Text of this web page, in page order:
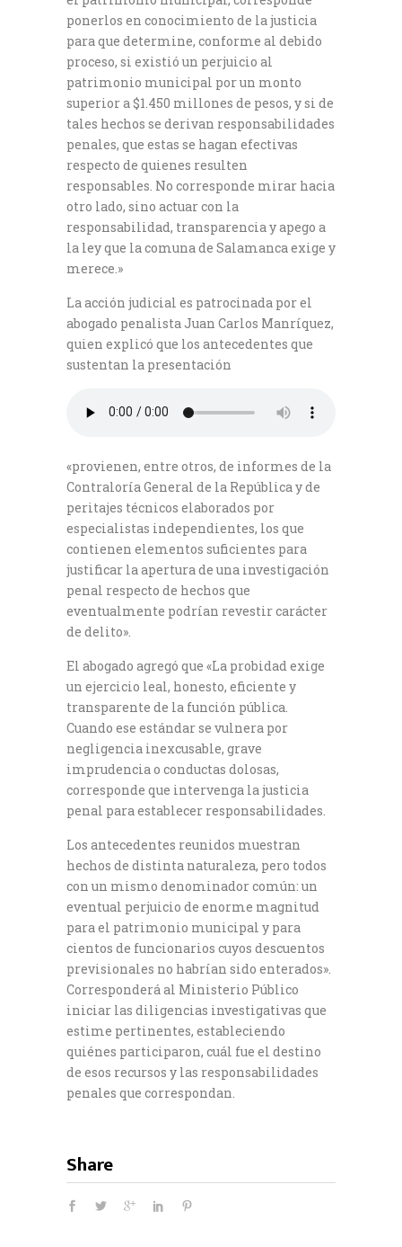
ponerlos en conocimiento de la justicia
para que determine, conforme al debido
proceso, si existió un perjuicio al
patrimonio municipal por un monto
superior a $1.450 millones de pesos, y si de
tales hechos se derivan responsabilidades
penales, que estas se hagan efectivas
respecto de quienes resulten
responsables. No corresponde mirar hacia
otro lado, sino actuar con la
responsabilidad, transparencia y apego a
la ley que la comuna de Salamanca exige y
merece.»
La acción judicial es patrocinada por el
abogado penalista Juan Carlos Manríquez,
quien explicó que los antecedentes que
sustentan la presentación
«provienen, entre otros, de informes de la
Contraloría General de la República y de
peritajes técnicos elaborados por
especialistas independientes, los que
contienen elementos suficientes para
justificar la apertura de una investigación
penal respecto de hechos que
eventualmente podrían revestir carácter
de delito».
El abogado agregó que «La probidad exige
un ejercicio leal, honesto, eficiente y
transparente de la función pública.
Cuando ese estándar se vulnera por
negligencia inexcusable, grave
imprudencia o conductas dolosas,
corresponde que intervenga la justicia
penal para establecer responsabilidades.
Los antecedentes reunidos muestran
hechos de distinta naturaleza, pero todos
con un mismo denominador común: un
eventual perjuicio de enorme magnitud
para el patrimonio municipal y para
cientos de funcionarios cuyos descuentos
previsionales no habrían sido enterados».
Corresponderá al Ministerio Público
iniciar las diligencias investigativas que
estime pertinentes, estableciendo
quiénes participaron, cuál fue el destino
de esos recursos y las responsabilidades
penales que correspondan.
Share